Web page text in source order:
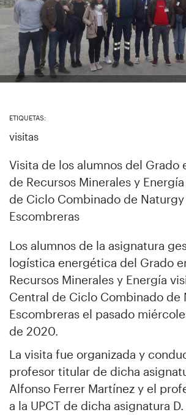
ETIQUETAS:
visitas
Visita de los alumnos del Grado
de Recursos Minerales y
de Ciclo Combinado de Naturgy
Escombreras
Los alumnos de la asignatura
logística energética del Grado
Recursos Minerales y Energía
Central de Ciclo Combinado de
Escombreras el pasado
de 2020.
La visita fue organizada y
profesor titular de dicha
Alfonso Ferrer Martínez y el
a la UPCT de dicha asignatura